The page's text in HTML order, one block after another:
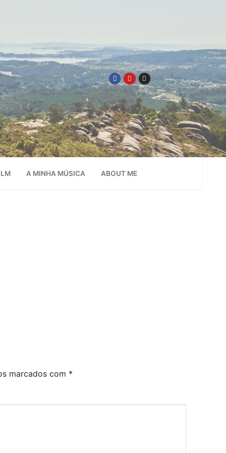
A MINHA MÚSICA ABOUT ME
marcados com *